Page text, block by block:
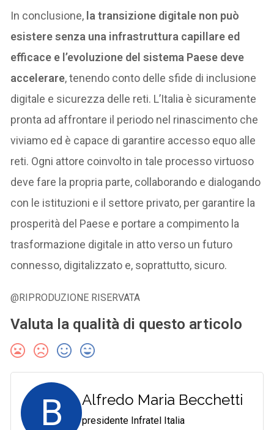
In conclusione, la transizione digitale non può
esistere senza una infrastruttura capillare ed
efficace e l’evoluzione del sistema Paese deve
accelerare, tenendo conto delle sfide di inclusione
digitale e sicurezza delle reti. L’Italia è sicuramente
pronta ad affrontare il periodo nel rinascimento che
viviamo ed è capace di garantire accesso equo alle
reti. Ogni attore coinvolto in tale processo virtuoso
deve fare la propria parte, collaborando e dialogando
con le istituzioni e il settore privato, per garantire la
prosperità del Paese e portare a compimento la
trasformazione digitale in atto verso un futuro
connesso, digitalizzato e, soprattutto, sicuro.
@RIPRODUZIONE RISERVATA
Valuta la qualità di questo articolo
B Alfredo Maria Becchetti
presidente Infratel Italia